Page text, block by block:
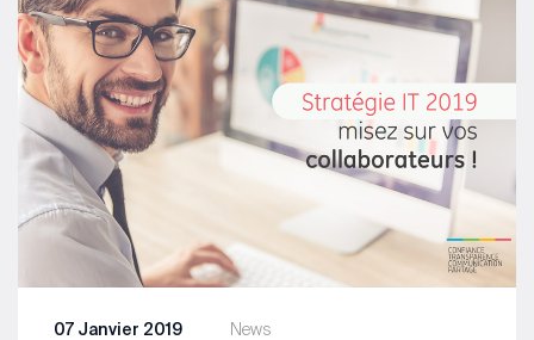
News
07 Janvier 2019